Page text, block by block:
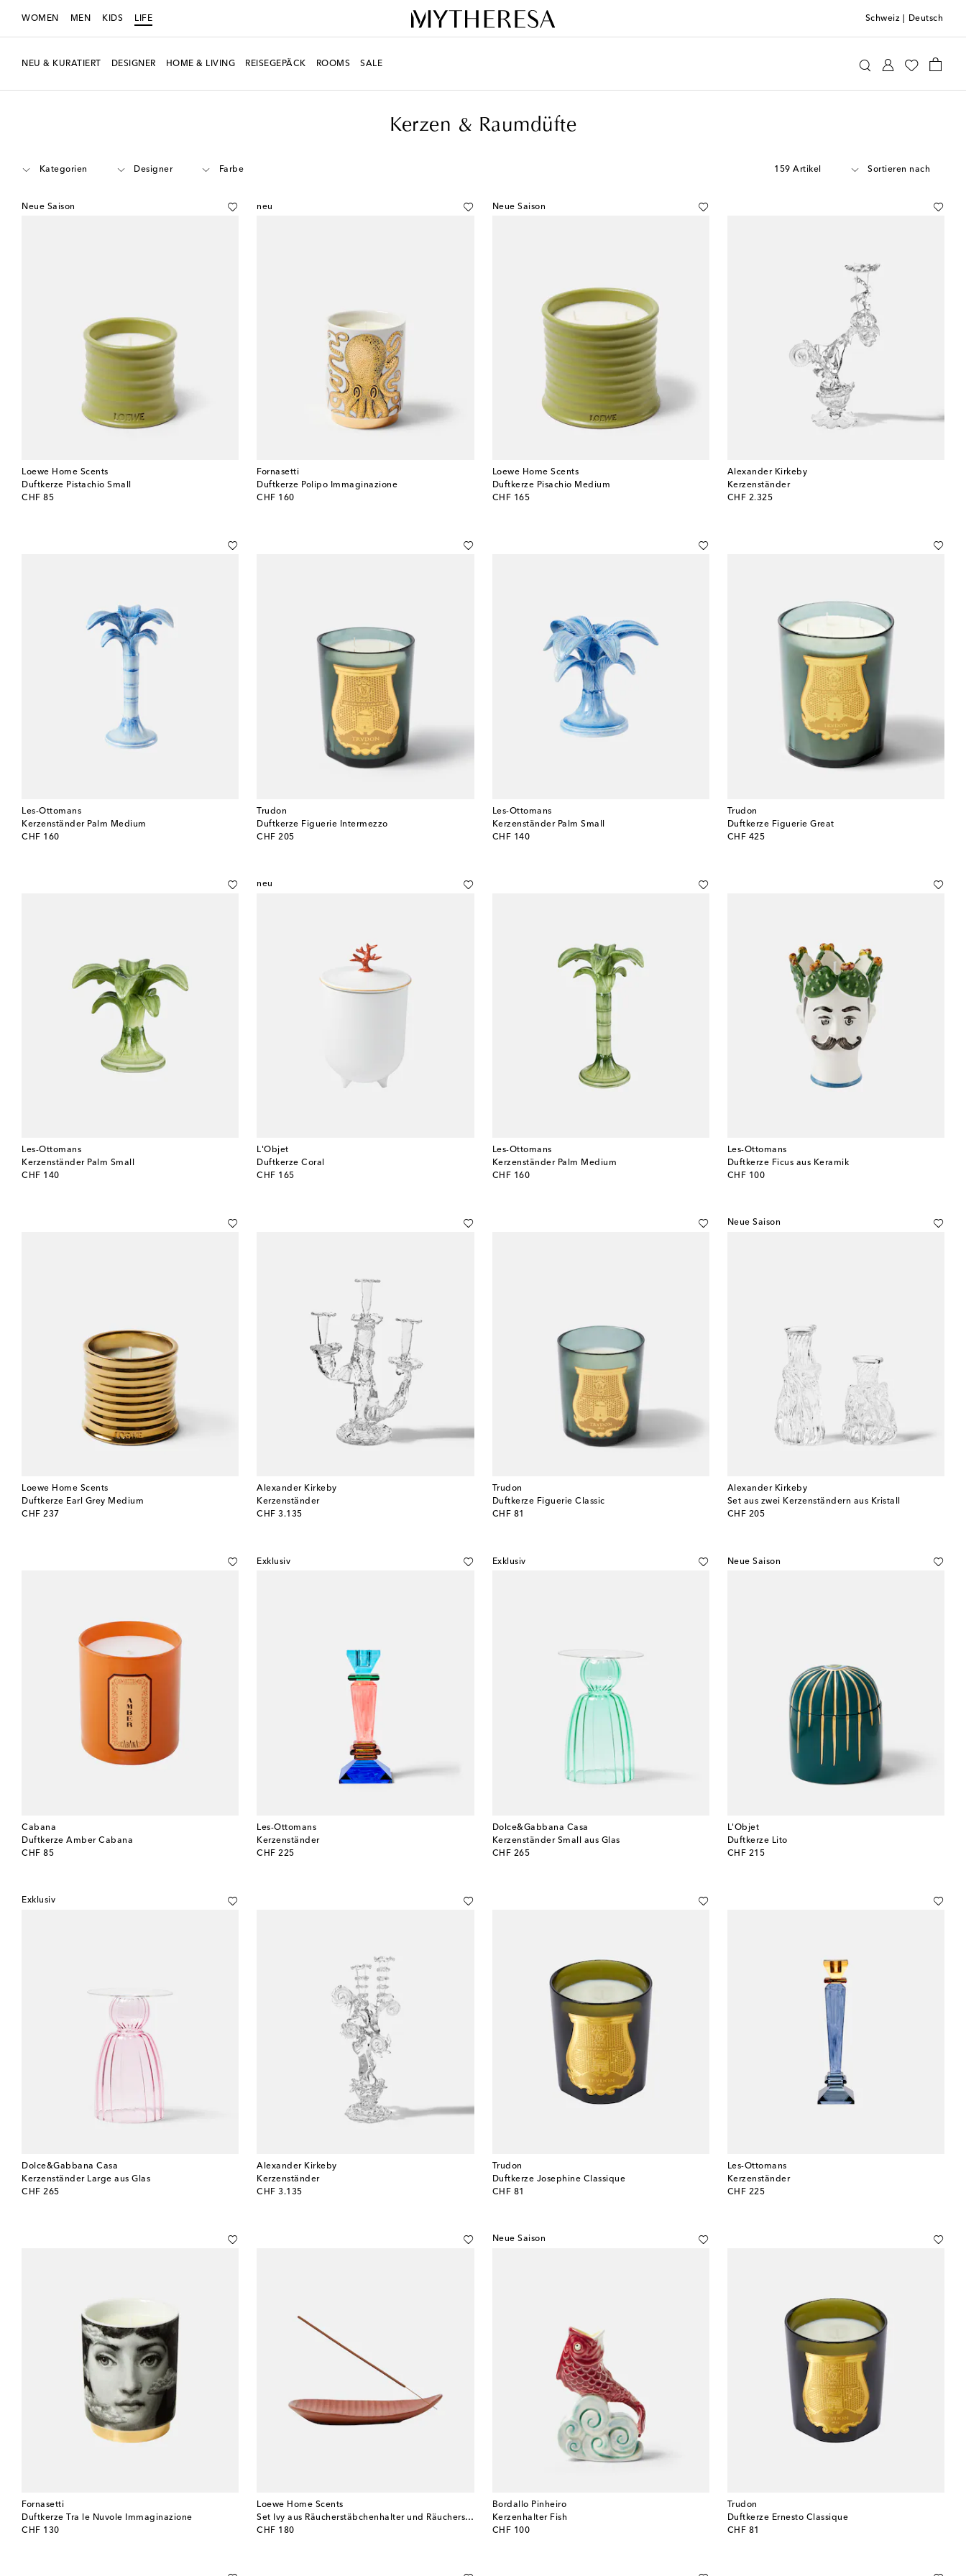
WOMEN MEN KIDS LIFE Schweiz Deutsch
NEU & KURATIERT DESIGNER HOME & LIVING REISEGEPÄCK ROOMS SALE
Kerzen & Raumdüfte
Kategorien Designer Farbe 159 Artikel Sortieren nach
Neue Saison
Loewe Home Scents
Duftkerze Pistachio Small
CHF 85
original price
neu
Fornasetti
Duftkerze Polipo Immaginazione
CHF 160
original price
Neue Saison
Loewe Home Scents
Duftkerze Pisachio Medium
CHF 165
original price
Alexander Kirkeby
Kerzenständer
CHF 2.325
original price
Les-Ottomans
Kerzenständer Palm Medium
CHF 160
original price
Trudon
Duftkerze Figuerie Intermezzo
CHF 205
original price
Les-Ottomans
Kerzenständer Palm Small
CHF 140
original price
Trudon
Duftkerze Figuerie Great
CHF 425
original price
Les-Ottomans
Kerzenständer Palm Small
CHF 140
original price
neu
L'Objet
Duftkerze Coral
CHF 165
original price
Les-Ottomans
Kerzenständer Palm Medium
CHF 160
original price
Les-Ottomans
Duftkerze Ficus aus Keramik
CHF 100
original price
Loewe Home Scents
Duftkerze Earl Grey Medium
CHF 237
original price
Alexander Kirkeby
Kerzenständer
CHF 3.135
original price
Trudon
Duftkerze Figuerie Classic
CHF 81
original price
Neue Saison
Alexander Kirkeby
Set aus zwei Kerzenständern aus Kristall
CHF 205
original price
Cabana
Duftkerze Amber Cabana
CHF 85
original price
Exklusiv
Les-Ottomans
Kerzenständer
CHF 225
original price
Exklusiv
Dolce&Gabbana Casa
Kerzenständer Small aus Glas
CHF 265
original price
Neue Saison
L'Objet
Duftkerze Lito
CHF 215
original price
Exklusiv
Dolce&Gabbana Casa
Kerzenständer Large aus Glas
CHF 265
original price
Alexander Kirkeby
Kerzenständer
CHF 3.135
original price
Trudon
Duftkerze Josephine Classique
CHF 81
original price
Les-Ottomans
Kerzenständer
CHF 225
original price
Fornasetti
Duftkerze Tra le Nuvole Immaginazione
CHF 130
original price
Loewe Home Scents
Set Ivy aus Räucherstäbchenhalter und Räucherstäbchen
CHF 180
original price
Neue Saison
Bordallo Pinheiro
Kerzenhalter Fish
CHF 100
original price
Trudon
Duftkerze Ernesto Classique
CHF 81
original price